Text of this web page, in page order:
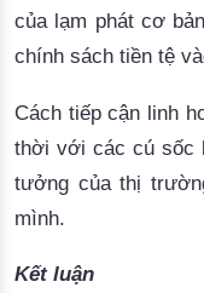
của lạm phát cơ
chính sách tiền tệ
Cách tiếp cận linh
thời với các cú sốc
tưởng của thị
mình.
Kết luận